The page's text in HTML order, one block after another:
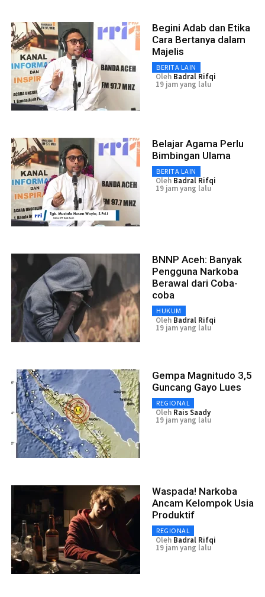
Begini Adab dan Etika
Cara Bertanya dalam
Majelis
BERITA LAIN
Oleh Badral Rifqi
19 jam yang lalu
Belajar Agama Perlu
Bimbingan Ulama
BERITA LAIN
Oleh Badral Rifqi
19 jam yang lalu
BNNP Aceh: Banyak
Pengguna Narkoba
Berawal dari Coba-
coba
HUKUM
Oleh Badral Rifqi
19 jam yang lalu
Gempa Magnitudo 3,5
Guncang Gayo Lues
REGIONAL
Oleh Rais Saady
19 jam yang lalu
Waspada! Narkoba
Ancam Kelompok Usia
Produktif
REGIONAL
Oleh Badral Rifqi
19 jam yang lalu